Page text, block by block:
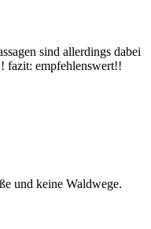
sind allerdings dabei
fazit: empfehlenswert!!
und keine Waldwege.